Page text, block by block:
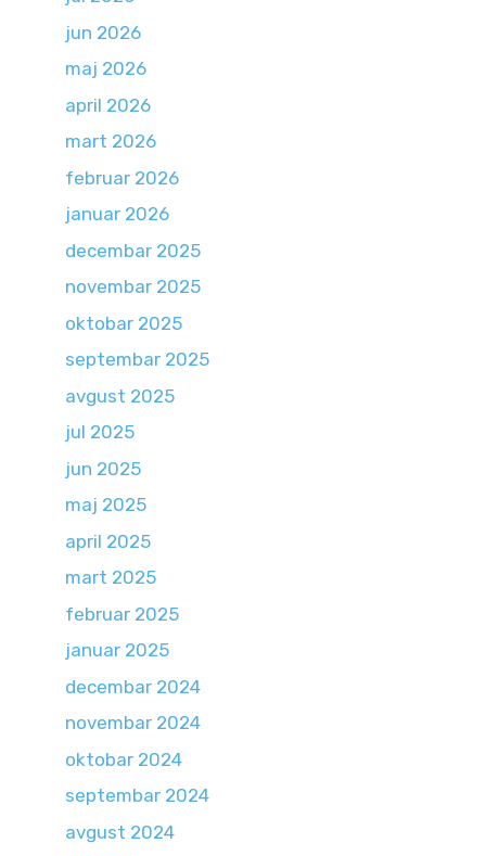
jun 2026
maj 2026
april 2026
mart 2026
februar 2026
januar 2026
decembar 2025
novembar 2025
oktobar 2025
septembar 2025
avgust 2025
jul 2025
jun 2025
maj 2025
april 2025
mart 2025
februar 2025
januar 2025
decembar 2024
novembar 2024
oktobar 2024
septembar 2024
avgust 2024